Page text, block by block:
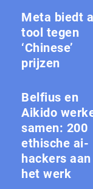
Meta biedt
tool tegen
‘Chinese’
prijzen
Belfius en
Aikido
samen: 200
ethische ai-
hackers aan
het werk